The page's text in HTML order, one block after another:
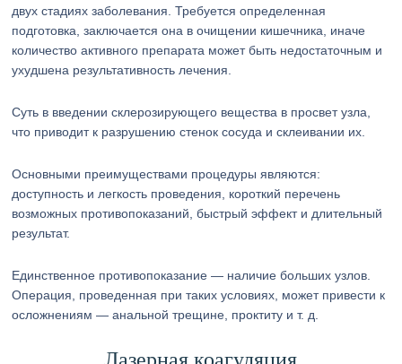
двух стадиях заболевания. Требуется определенная
подготовка, заключается она в очищении кишечника, иначе
количество активного препарата может быть недостаточным и
ухудшена результативность лечения.
Суть в введении склерозирующего вещества в просвет узла,
что приводит к разрушению стенок сосуда и склеивании их.
Основными преимуществами процедуры являются:
доступность и легкость проведения, короткий перечень
возможных противопоказаний, быстрый эффект и длительный
результат.
Единственное противопоказание — наличие больших узлов.
Операция, проведенная при таких условиях, может привести к
осложнениям — анальной трещине, проктиту и т. д.